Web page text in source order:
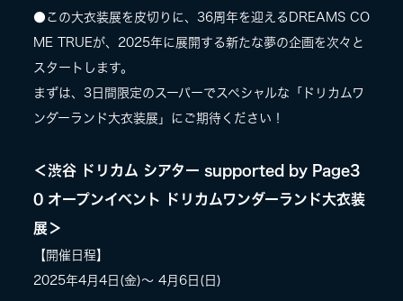
●この⼤⾐装展を⽪切りに、36周年を迎えるDREAMS CO
ME TRUEが、2025年に展開する新たな夢の企画を次々と
スタートします。
まずは、3⽇間限定のスーパーでスペシャルな「ドリカムワ
ンダーランド⼤⾐装展」にご期待ください！
＜渋⾕ ドリカム シアター supported by Page3
0 オープンイベント ドリカムワンダーランド大衣装
展＞​
【開催日程】
2025年4月4日(金)〜 4月6日(日)